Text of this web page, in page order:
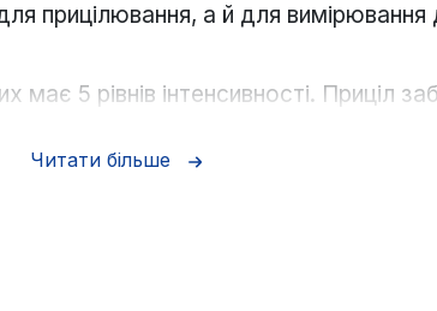
прицілювання, а й для вимірювання
5 рівнів інтенсивності. Приціл
оптичних лінз від пилу і
Читати більше